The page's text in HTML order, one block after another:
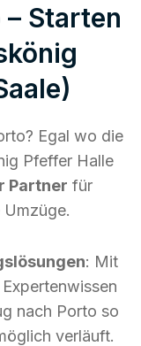
Starten
Egal wo die
Pfeffer Halle
Partner für
: Mit
nach Porto so
verläuft.